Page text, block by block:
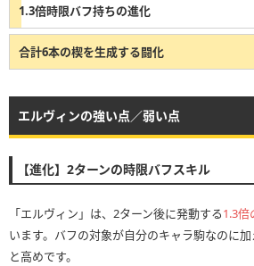
1.3倍時限バフ持ちの進化
合計6本の楔を生成する闘化
エルヴィンの強い点／弱い点
【進化】2ターンの時限バフスキル
「エルヴィン」は、2ターン後に発動する1.3倍
います。バフの対象が自分のキャラ駒なのに
と高めです。